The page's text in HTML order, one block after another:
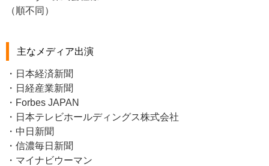
（順不同）
主なメディア出演
・日本経済新聞
・日経産業新聞
・Forbes JAPAN
・日本テレビホールディングス株式会社
・中日新聞
・信濃毎日新聞
・マイナビウーマン